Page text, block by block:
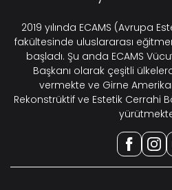
2019 yılında ECAMS (Avrupa
fakültesinde uluslararası
başladı. Şu anda ECAMS
Başkanı olarak çeşitli
vermekte ve Girne
Rekonstrüktif ve Estetik Cerrahi